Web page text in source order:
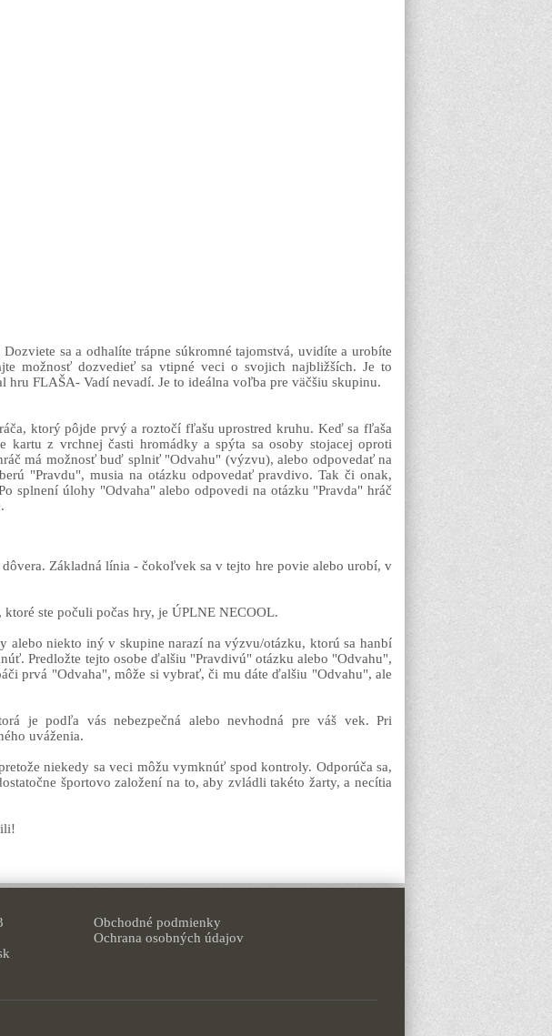
sa a odhalíte trápne súkromné tajomstvá, uvidíte a urobíte
možnosť dozvedieť sa vtipné veci o svojich najbližších. Je to
hru FLAŠA- Vadí nevadí. Je to ideálna voľba pre väčšiu skupinu.
ktorý pôjde prvý a roztočí fľašu uprostred kruhu. Keď sa fľaša
kartu z vrchnej časti hromádky a spýta sa osoby stojacej oproti
má možnosť buď splniť "Odvahu" (výzvu), alebo odpovedať na
"Pravdu", musia na otázku odpovedať pravdivo. Tak či onak,
splnení úlohy "Odvaha" alebo odpovedi na otázku "Pravda" hráč
Základná línia - čokoľvek sa v tejto hre povie alebo urobí, v
ste počuli počas hry, je ÚPLNE NECOOL.
alebo niekto iný v skupine narazí na výzvu/otázku, ktorú sa hanbí
Predložte tejto osobe ďalšiu "Pravdivú" otázku alebo "Odvahu",
prvá "Odvaha", môže si vybrať, či mu dáte ďalšiu "Odvahu", ale
je podľa vás nebezpečná alebo nevhodná pre váš vek. Pri
uváženia.
niekedy sa veci môžu vymknúť spod kontroly. Odporúča sa,
športovo založení na to, aby zvládli takéto žarty, a necítia
Obchodné podmienky
Ochrana osobných údajov